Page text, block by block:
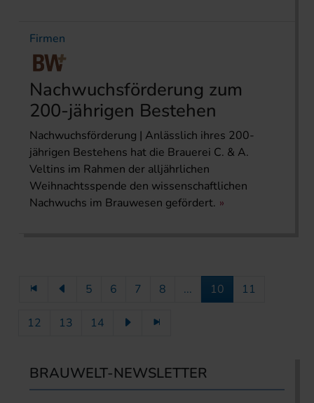
Firmen
Nachwuchsförderung zum
200-jährigen Bestehen
Nachwuchsförderung | Anlässlich ihres 200-
jährigen Bestehens hat die Brauerei C. & A.
Veltins im Rahmen der alljährlichen
Weihnachtsspende den wissenschaftlichen
Nachwuchs im Brauwesen gefördert.
5 6 7 8 ... 10 11
12 13 14
BRAUWELT-NEWSLETTER